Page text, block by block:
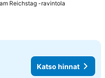
Reichstag -ravintola
Katso hinnat